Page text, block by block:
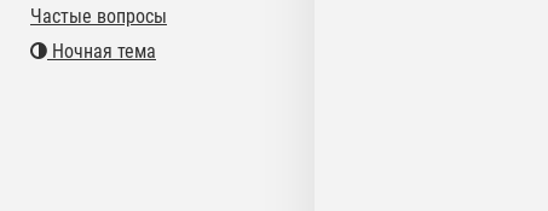
Частые вопросы
Ночная тема